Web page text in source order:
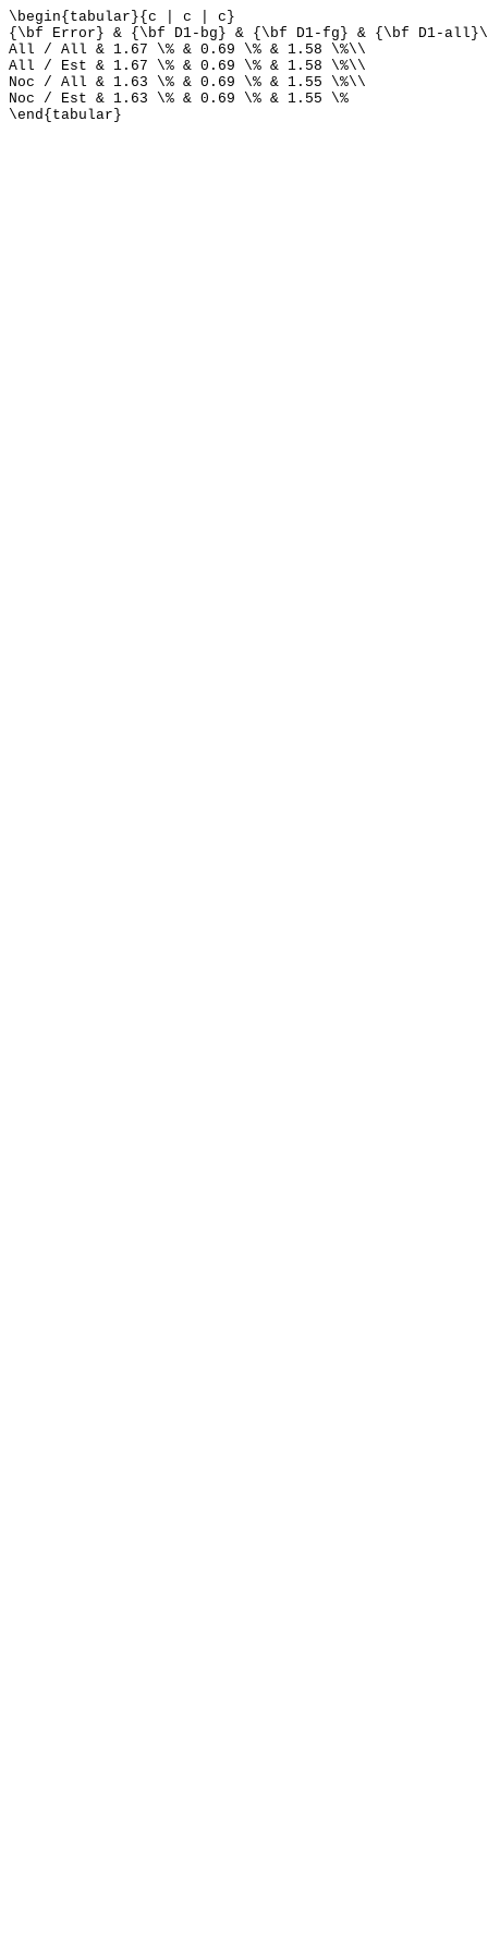
\begin{tabular}{c | c | c}
{\bf Error} & {\bf D1-bg} & {\bf D1-fg} & {\bf D1-
All / All & 1.67 \% & 0.69 \% & 1.58 \%\\
All / Est & 1.67 \% & 0.69 \% & 1.58 \%\\
Noc / All & 1.63 \% & 0.69 \% & 1.55 \%\\
Noc / Est & 1.63 \% & 0.69 \% & 1.55 \%
\end{tabular}